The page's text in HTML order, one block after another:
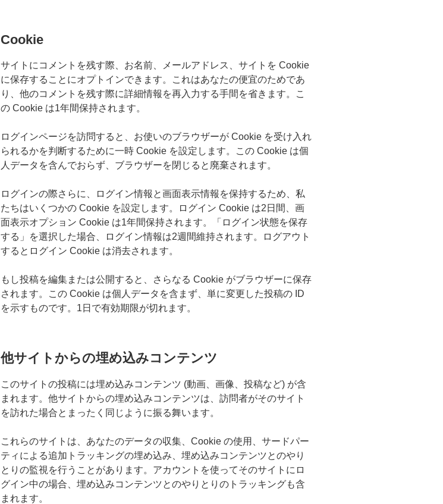
Cookie
サイトにコメントを残す際、お名前、メールアドレス、サイトを Cookie
に保存することにオプトインできます。これはあなたの便宜のためであ
り、他のコメントを残す際に詳細情報を再入力する手間を省きます。こ
の Cookie は1年間保持されます。
ログインページを訪問すると、お使いのブラウザーが Cookie を受け入れ
られるかを判断するために一時 Cookie を設定します。この Cookie は個
人データを含んでおらず、ブラウザーを閉じると廃棄されます。
ログインの際さらに、ログイン情報と画面表示情報を保持するため、私
たちはいくつかの Cookie を設定します。ログイン Cookie は2日間、画
面表示オプション Cookie は1年間保持されます。「ログイン状態を保存
する」を選択した場合、ログイン情報は2週間維持されます。ログアウト
するとログイン Cookie は消去されます。
もし投稿を編集または公開すると、さらなる Cookie がブラウザーに保存
されます。この Cookie は個人データを含まず、単に変更した投稿の ID
を示すものです。1日で有効期限が切れます。
他サイトからの埋め込みコンテンツ
このサイトの投稿には埋め込みコンテンツ (動画、画像、投稿など) が含
まれます。他サイトからの埋め込みコンテンツは、訪問者がそのサイト
を訪れた場合とまったく同じように振る舞います。
これらのサイトは、あなたのデータの収集、Cookie の使用、サードパー
ティによる追加トラッキングの埋め込み、埋め込みコンテンツとのやり
とりの監視を行うことがあります。アカウントを使ってそのサイトにロ
グイン中の場合、埋め込みコンテンツとのやりとりのトラッキングも含
まれます。